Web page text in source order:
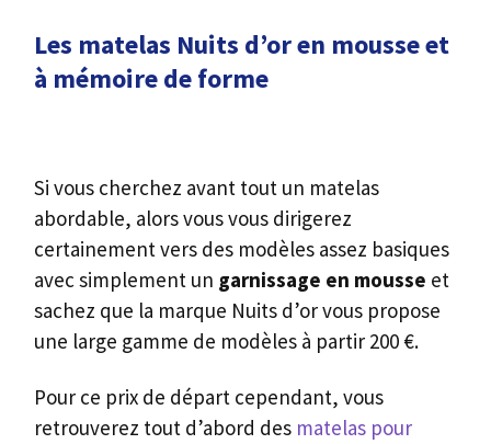
Les matelas Nuits d’or en mousse et
à mémoire de forme
Si vous cherchez avant tout un matelas
abordable, alors vous vous dirigerez
certainement vers des modèles assez basiques
avec simplement un garnissage en mousse et
sachez que la marque Nuits d’or vous propose
une large gamme de modèles à partir 200 €.
Pour ce prix de départ cependant, vous
retrouverez tout d’abord des matelas pour